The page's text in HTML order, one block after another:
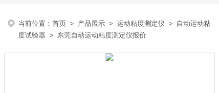
当前位置：首页 > 产品展示 >运动粘度测定仪 > 自动运动粘
度试验器 > 东莞自动运动粘度测定仪报价